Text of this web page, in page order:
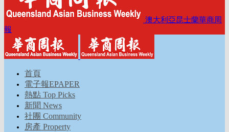
澳大利亞昆士蘭華商周
報
首頁
電子報EPAPER
熱點 Top Picks
新聞 News
社團 Community
房產 Property